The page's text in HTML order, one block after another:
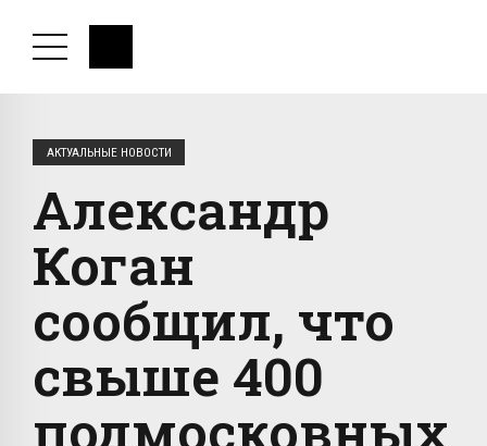
АКТУАЛЬНЫЕ НОВОСТИ
Александр
Коган
сообщил, что
свыше 400
подмосковных